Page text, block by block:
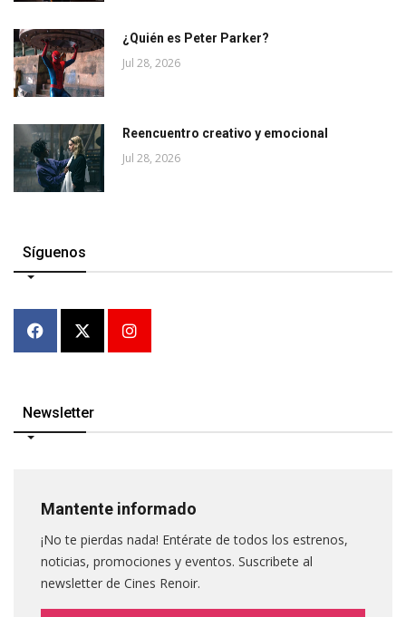
¿Quién es Peter Parker?
Jul 28, 2026
Reencuentro creativo y emocional
Jul 28, 2026
Síguenos
Newsletter
Mantente informado
¡No te pierdas nada! Entérate de todos los estrenos,
noticias, promociones y eventos. Suscribete al
newsletter de Cines Renoir.